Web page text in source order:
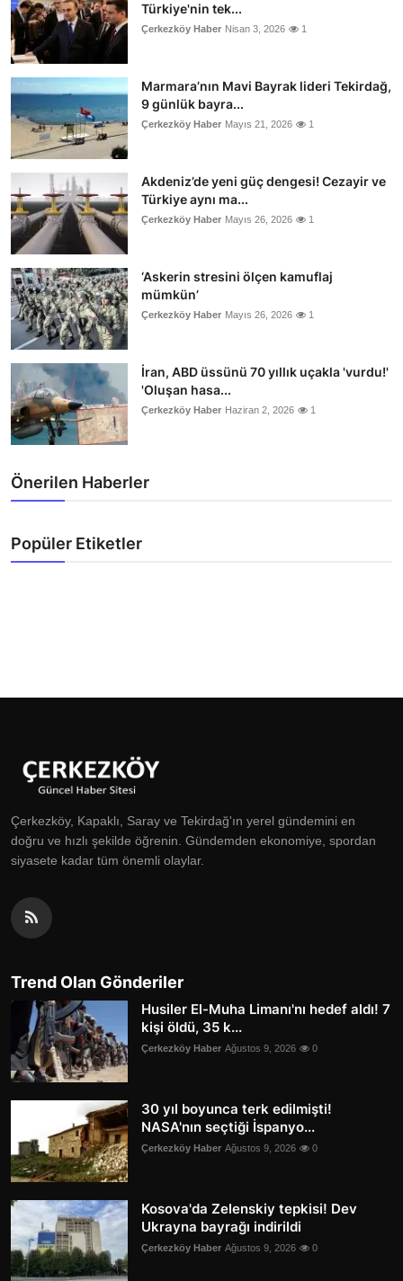
Türkiye'nin tek...
Çerkezköy Haber Nisan 3, 2026 1
Marmara’nın Mavi Bayrak lideri Tekirdağ,
9 günlük bayra...
Çerkezköy Haber Mayıs 21, 2026 1
Akdeniz’de yeni güç dengesi! Cezayir ve
Türkiye aynı ma...
Çerkezköy Haber Mayıs 26, 2026 1
‘Askerin stresini ölçen kamuflaj
mümkün’
Çerkezköy Haber Mayıs 26, 2026 1
İran, ABD üssünü 70 yıllık uçakla 'vurdu!'
'Oluşan hasa...
Çerkezköy Haber Haziran 2, 2026 1
Önerilen Haberler
Popüler Etiketler
Çerkezköy, Kapaklı, Saray ve Tekirdağ'ın yerel gündemini en
doğru ve hızlı şekilde öğrenin. Gündemden ekonomiye, spordan
siyasete kadar tüm önemli olaylar.
Trend Olan Gönderiler
Husiler El-Muha Limanı'nı hedef aldı! 7
kişi öldü, 35 k...
Çerkezköy Haber Ağustos 9, 2026 0
30 yıl boyunca terk edilmişti!
NASA'nın seçtiği İspanyo...
Çerkezköy Haber Ağustos 9, 2026 0
Kosova'da Zelenskiy tepkisi! Dev
Ukrayna bayrağı indirildi
Çerkezköy Haber Ağustos 9, 2026 0